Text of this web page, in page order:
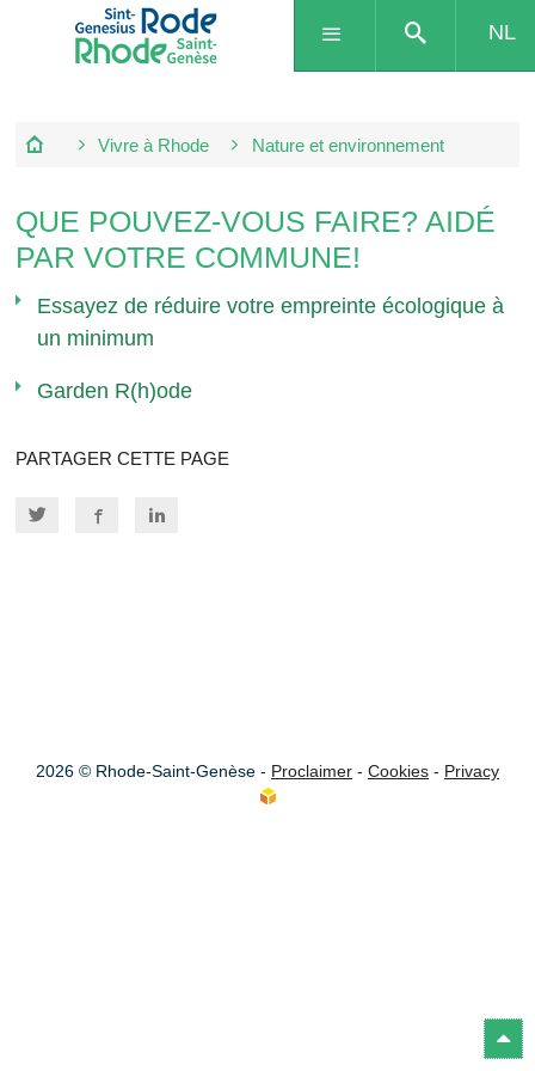
NL
Vivre à Rhode Nature et environnement
QUE POUVEZ-VOUS FAIRE? AIDÉ
PAR VOTRE COMMUNE!
Essayez de réduire votre empreinte écologique à
un minimum
Garden R(h)ode
PARTAGER CETTE PAGE
2026 © Rhode-Saint-Genèse - Proclaimer- Cookies- Privacy